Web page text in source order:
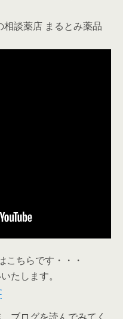
談薬店 まるとみ薬品
こちらです・・・
たします。